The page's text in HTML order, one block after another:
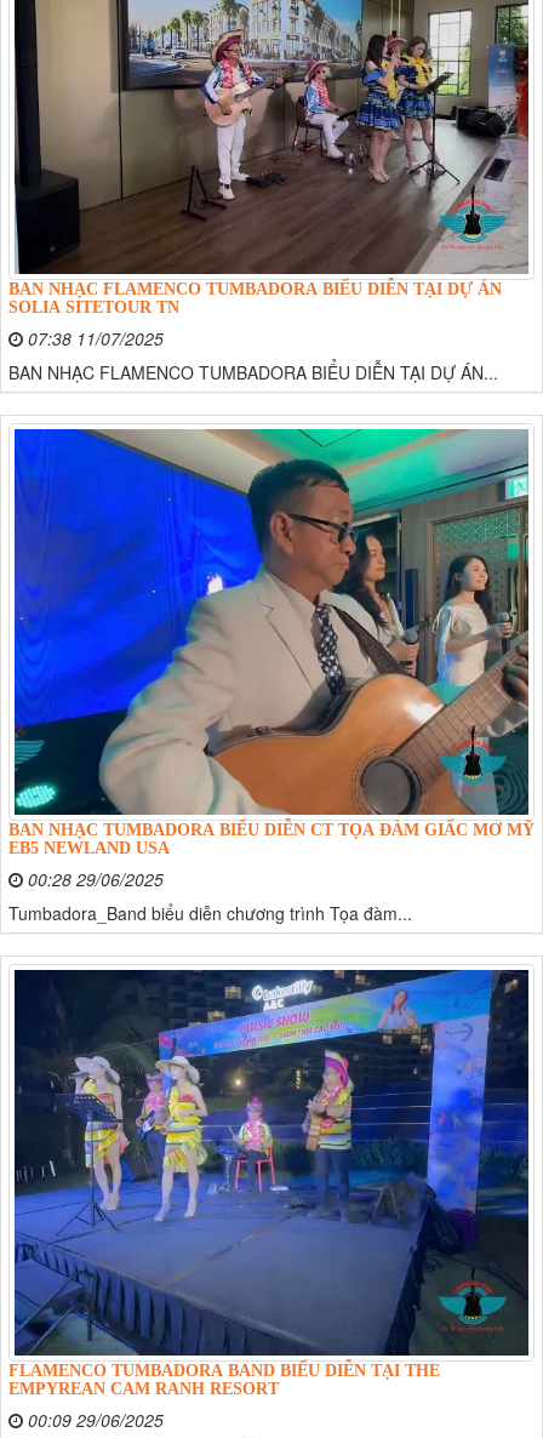
BAN NHẠC FLAMENCO TUMBADORA BIỂU DIỄN TẠI DỰ ÁN
SOLIA SITETOUR TN
07:38 11/07/2025
BAN NHẠC FLAMENCO TUMBADORA BIỂU DIỄN TẠI DỰ ÁN...
BAN NHẠC TUMBADORA BIỂU DIỄN CT TỌA ĐÀM GIẤC MƠ MỸ
EB5 NEWLAND USA
00:28 29/06/2025
Tumbadora_Band biểu diễn chương trình Tọa đàm...
FLAMENCO TUMBADORA BAND BIỂU DIỄN TẠI THE
EMPYREAN CAM RANH RESORT
00:09 29/06/2025